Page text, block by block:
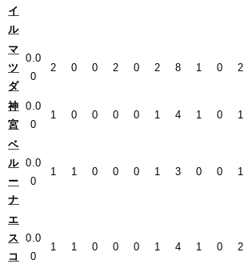
イ
ル
マ
ツ
ダ
0.0
0
2 0 0 2 0 2 8 1 0 2
神
宮
0.0
0
1 0 0 0 0 1 4 1 0 1
ベ
ル
ー
ナ
0.0
0
1 1 0 0 0 1 3 0 0 1
エ
ス
コ
0.0
0
1 1 0 0 0 1 4 1 0 2